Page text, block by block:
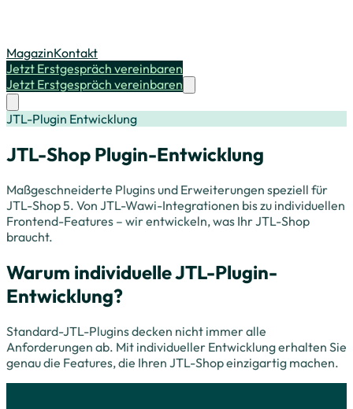
MagazinKontakt
Jetzt Erstgespräch vereinbaren
Jetzt Erstgespräch vereinbaren
JTL-Plugin Entwicklung
JTL-Shop Plugin-Entwicklung
Maßgeschneiderte Plugins und Erweiterungen speziell für
JTL-Shop 5. Von JTL-Wawi-Integrationen bis zu individuellen
Frontend-Features – wir entwickeln, was Ihr JTL-Shop
braucht.
Warum individuelle JTL-Plugin-
Entwicklung?
Standard-JTL-Plugins decken nicht immer alle
Anforderungen ab. Mit individueller Entwicklung erhalten Sie
genau die Features, die Ihren JTL-Shop einzigartig machen.